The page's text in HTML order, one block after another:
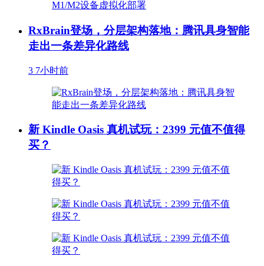
RxBrain登场，分层架构落地：腾讯具身智能
走出一条差异化路线
3 7小时前
新 Kindle Oasis 真机试玩：2399 元值不值得
买？